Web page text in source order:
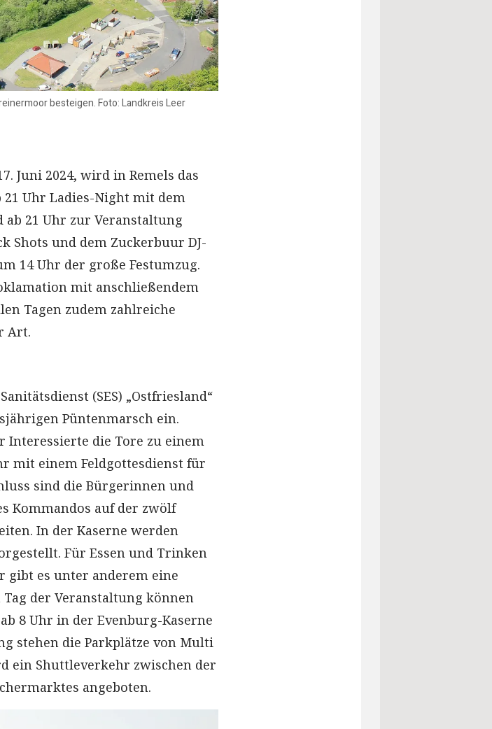
besteigen. Foto: Landkreis Leer
Juni 2024, wird in Remels das
21 Uhr Ladies-Night mit dem
ab 21 Uhr zur Veranstaltung
Shots und dem Zuckerbuur DJ-
14 Uhr der große Festumzug.
mit anschließendem
Tagen zudem zahlreiche
Art.
(SES) „Ostfriesland“
Püntenmarsch ein.
Interessierte die Tore zu einem
mit einem Feldgottesdienst für
sind die Bürgerinnen und
Kommandos auf der zwölf
In der Kaserne werden
Für Essen und Trinken
gibt es unter anderem eine
der Veranstaltung können
8 Uhr in der Evenburg-Kaserne
stehen die Parkplätze von Multi
ein Shuttleverkehr zwischen der
angeboten.